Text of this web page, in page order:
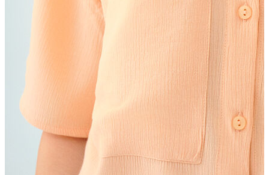
İndirimdekiler
Kadın